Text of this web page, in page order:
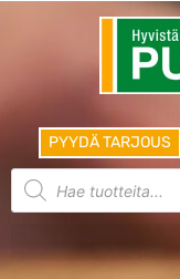
PYYDÄ TARJOUS